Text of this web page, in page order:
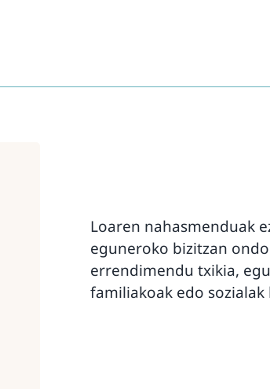
Loaren nahasmenduak
eguneroko bizitzan
errendimendu txikia,
familiakoak edo